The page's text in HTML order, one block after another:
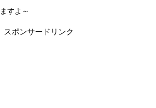
すよ～
スポンサードリンク